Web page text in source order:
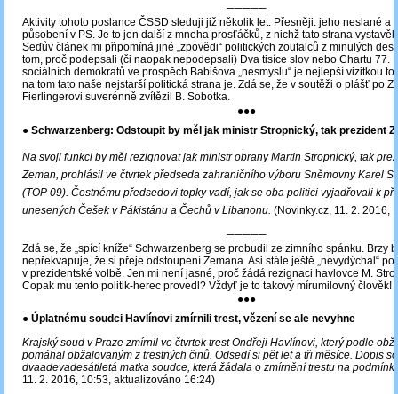
─────
Aktivity tohoto poslance ČSSD sleduji již několik let. Přesněji: jeho neslané a
působení v PS. Je to jen další z mnoha prosťáčků, z nichž tato strana
Seďův článek mi připomíná jiné „zpovědi“ politických zoufalců z minulých
tom, proč podepsali (či naopak nepodepsali) Dva tisíce slov nebo Chartu 77.
sociálních demokratů ve prospěch Babišova „nesmyslu“ je nejlepší vizitkou
na tom tato naše nejstarší politická strana je. Zdá se, že v soutěži o plášť po
Fierlingerovi suverénně zvítězil B. Sobotka.
●●●
● Schwarzenberg: Odstoupit by měl jak ministr Stropnický, tak prezident
Na svoji funkci by měl rezignovat jak ministr obrany Martin Stropnický, tak
Zeman, prohlásil ve čtvrtek předseda zahraničního výboru Sněmovny Karel
(TOP 09). Čestnému předsedovi topky vadí, jak se oba politici vyjadřovali k
unesených Češek v Pákistánu a Čechů v Libanonu. (Novinky.cz, 11. 2. 2016,
─────
Zdá se, že „spící kníže“ Schwarzenberg se probudil ze zimního spánku. Brzy
nepřekvapuje, že si přeje odstoupení Zemana. Asi stále ještě „nevydýchal“
v prezidentské volbě. Jen mi není jasné, proč žádá rezignaci havlovce M.
Copak mu tento politik-herec provedl? Vždyť je to takový mírumilovný člověk!
●●●
● Úplatnému soudci Havlínovi zmírnili trest, vězení se ale nevyhne
Krajský soud v Praze zmírnil ve čtvrtek trest Ondřeji Havlínovi, který podle
pomáhal obžalovaným z trestných činů. Odsedí si pět let a tři měsíce. Dopis
dvaadevadesátiletá matka soudce, která žádala o zmírnění trestu na
11. 2. 2016, 10:53, aktualizováno 16:24)